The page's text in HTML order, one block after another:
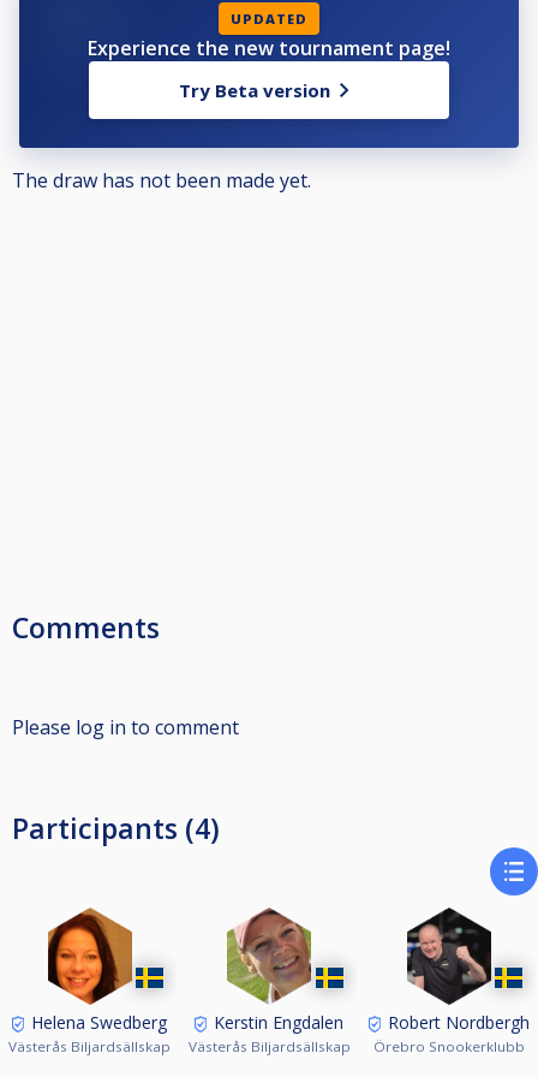
Görs ingen avanmälan kommer föreningen att få en faktura för spelarens
För övrig information berättigad att delta osv, se Nationella och
Grengemensamma tävlingsbestämmelserna på www.biljardforbundet.se
UPDATED
Experience the new tournament page!
Try Beta version
The draw has not been made yet.
Comments
Please log in to comment
Participants (4)
Helena Swedberg
Västerås Biljardsällskap
Kerstin Engdalen
Västerås Biljardsällskap
Robert Nordbergh
Örebro Snookerklubb